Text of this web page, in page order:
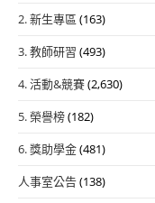
2. 新生專區 (163)
3. 教師研習 (493)
4. 活動&競賽(2,630)
5. 榮譽榜(182)
6. 獎助學金(481)
人事室公告(138)